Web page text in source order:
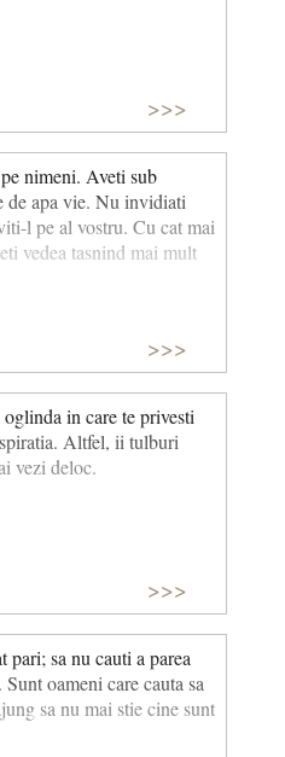
din Delphi, unde se
dictonul "Gnothi seauton"
te pe tine însuți”
>>>
nimeni. Aveti sub
de apa vie. Nu invidiati
l pe al vostru. Cu cat mai
vedea tasnind mai mult
>>>
in care te privesti
Altfel, ii tulburi
vezi deloc.
>>>
pari; sa nu cauti a parea
oameni care cauta sa
sa nu mai stie cine sunt